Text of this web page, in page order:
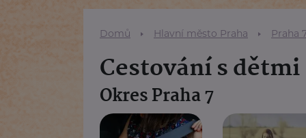
Domů Hlavní město Praha Praha
Cestování s dětmi
Okres Praha 7